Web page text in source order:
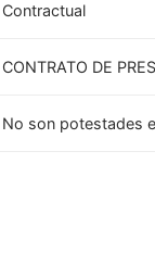
Contractual
CONTRATO DE
No son potestades